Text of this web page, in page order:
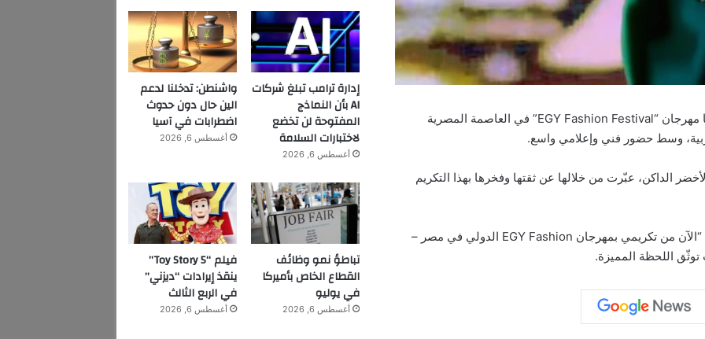
خَطفت الفنانة كاميليا ورد الأنظار خلال حضورها مهرجان “EGY Fashion Festival” في العاصمة المصرية
وسط حضور فني وإعلامي واسع.
الداكن، عبّرت من خلالها عن ثقتها وفخرها بهذا التكريم
وعبّرت عبر حسابها الرسمي عن سعادتها قائلة: “الآن من تكريمي بمهرجان EGY Fashion الدولي في مصر –
اللحظة المميزة.
إدارة ترامب تبلغ شركات
AI بأن النماذج
المفتوحة لن تخضع
لاختبارات السلامة
أغسطس 6, 2026
واشنطن: تدخلنا لدعم
الين حال دون حدوث
اضطرابات في آسيا
أغسطس 6, 2026
تباطؤ نمو وظائف
القطاع الخاص بأميركا
في يوليو
أغسطس 6, 2026
فيلم “Toy Story 5”
ينقذ إيرادات “ديزني”
في الربع الثالث
أغسطس 6, 2026